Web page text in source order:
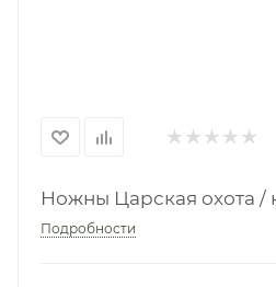
Ножны Царская охота /
Подробности